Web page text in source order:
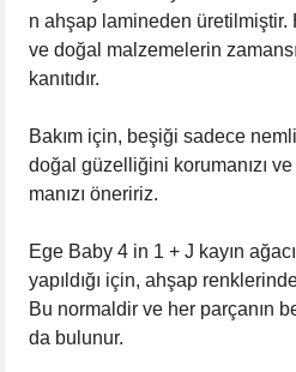
n ahşap lamineden
ve doğal malzemelerin
kanıtıdır.
Bakım için, beşiği sadece
doğal güzelliğini korumanızı ve
manızı öneririz.
Ege Baby 4 in 1 + J kayın
yapıldığı için, ahşap
Bu normaldir ve her parçanın
da bulunur.